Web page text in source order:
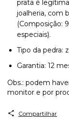
prata é
joalheria, com
(Composição:
especiais).
Tipo da pedra:
Garantia: 12
Obs.: podem
monitor e por
Compartilhar